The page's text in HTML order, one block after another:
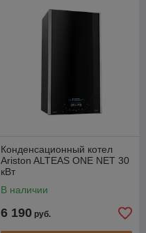
Конденсационный котел
Ariston ALTEAS ONE NET 30
кВт
В наличии
6 190 руб.